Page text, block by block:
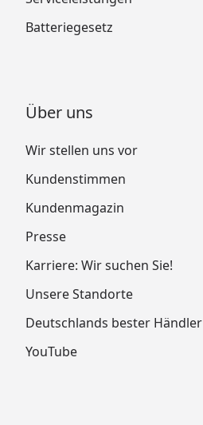
Batteriegesetz
Über uns
Wir stellen uns vor
Kundenstimmen
Kundenmagazin
Presse
Karriere: Wir suchen Sie!
Unsere Standorte
Deutschlands bester Händler
YouTube